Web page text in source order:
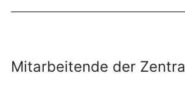
Mitarbeitende der